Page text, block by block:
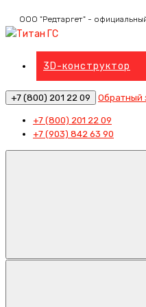
ООО "Редтаргет" -
3D-конструктор
+7 (800) 201 22 09 Обратный
+7 (800) 201 22 09
+7 (903) 842 63 90